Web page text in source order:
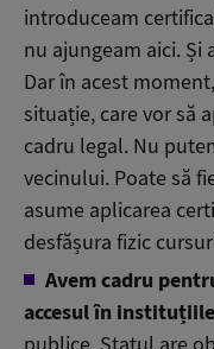
introduceam
nu ajungeam aici.
Dar în acest
situație, care vor să
cadru legal. Nu
vecinului. Poate să
asume aplicarea
desfășura fizic
Avem cadru
accesul în
publice. Statul are